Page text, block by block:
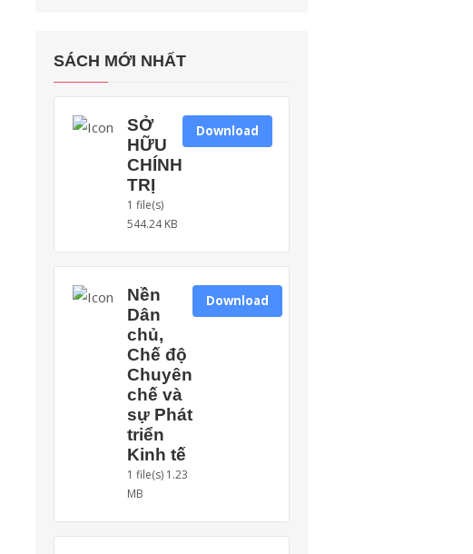
SÁCH MỚI NHẤT
SỞ
HỮU
CHÍNH
TRỊ
1 file(s)
544.24 KB
Download
Nền
Dân
chủ,
Chế độ
Chuyên
chế và
sự Phát
triển
Kinh tế
1 file(s) 1.23
MB
Download